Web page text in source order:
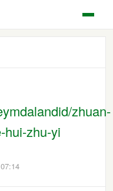
zhuan-
hui-zhu-yi